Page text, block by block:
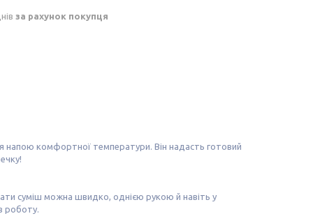
за рахунок покупця
комфортної температури. Він надасть готовий
суміш можна швидко, однією рукою й навіть у
роботу.